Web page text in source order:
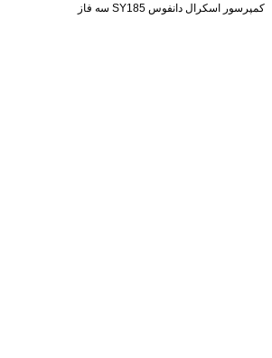
کمپرسور اسکرال دانفوس SY185 سه فاز